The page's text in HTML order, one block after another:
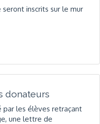
inscrits sur le mur
donateurs
par les élèves retraçant
une lettre de